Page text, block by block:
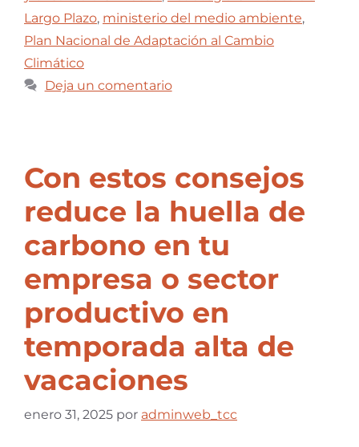
Largo Plazo, ministerio del medio ambiente,
Plan Nacional de Adaptación al Cambio
Climático
Deja un comentario
Con estos consejos
reduce la huella de
carbono en tu
empresa o sector
productivo en
temporada alta de
vacaciones
enero 31, 2025 por adminweb_tcc